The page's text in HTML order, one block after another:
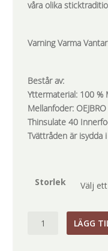
våra olika
Varning Varma
Består av:
Yttermaterial: 100 %
Mellanfoder:
Thinsulate 40
Tvättråden är isydda
Storlek
Öjbro
Fingervante
LÄGG